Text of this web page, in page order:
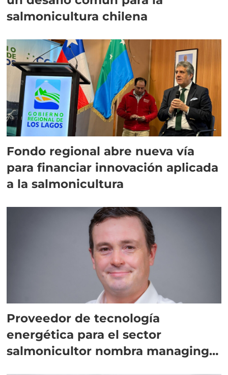
salmonicultura chilena
Fondo regional abre nueva vía
para financiar innovación aplicada
a la salmonicultura
Proveedor de tecnología
energética para el sector
salmonicultor nombra managing